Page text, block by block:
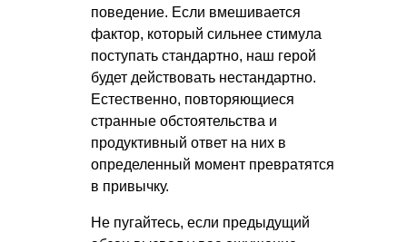
поведение. Если вмешивается
фактор, который сильнее стимула
поступать стандартно, наш герой
будет действовать нестандартно.
Естественно, повторяющиеся
странные обстоятельства и
продуктивный ответ на них в
определенный момент превратятся
в привычку.
Не пугайтесь, если предыдущий